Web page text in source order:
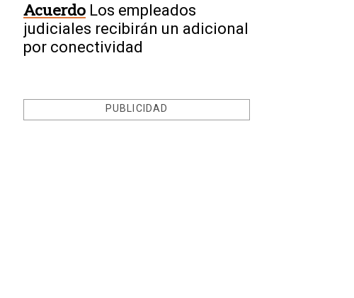
Acuerdo Los empleados
judiciales recibirán un adicional
por conectividad
PUBLICIDAD